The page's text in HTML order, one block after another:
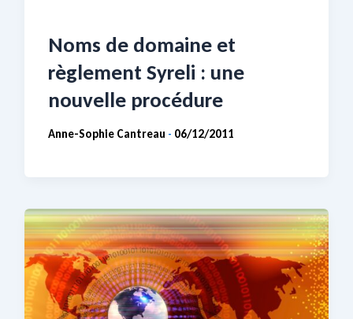
Noms de domaine et
règlement Syreli : une
nouvelle procédure
Anne-Sophie Cantreau - 06/12/2011